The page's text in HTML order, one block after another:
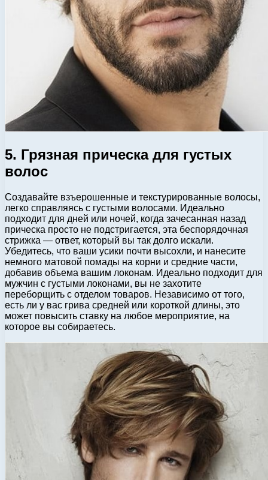
5. Грязная прическа для густых
волос
Создавайте взъерошенные и текстурированные волосы,
легко справляясь с густыми волосами. Идеально
подходит для дней или ночей, когда зачесанная назад
прическа просто не подстригается, эта беспорядочная
стрижка — ответ, который вы так долго искали.
Убедитесь, что ваши усики почти высохли, и нанесите
немного матовой помады на корни и средние части,
добавив объема вашим локонам. Идеально подходит для
мужчин с густыми локонами, вы не захотите
переборщить с отделом товаров. Независимо от того,
есть ли у вас грива средней или короткой длины, это
может повысить ставку на любое мероприятие, на
которое вы собираетесь.